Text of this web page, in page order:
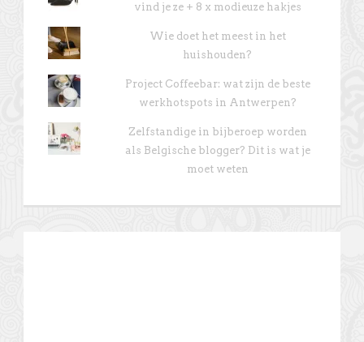
vind je ze + 8 x modieuze hakjes
Wie doet het meest in het
huishouden?
Project Coffeebar: wat zijn de beste
werkhotspots in Antwerpen?
Zelfstandige in bijberoep worden
als Belgische blogger? Dit is wat je
moet weten